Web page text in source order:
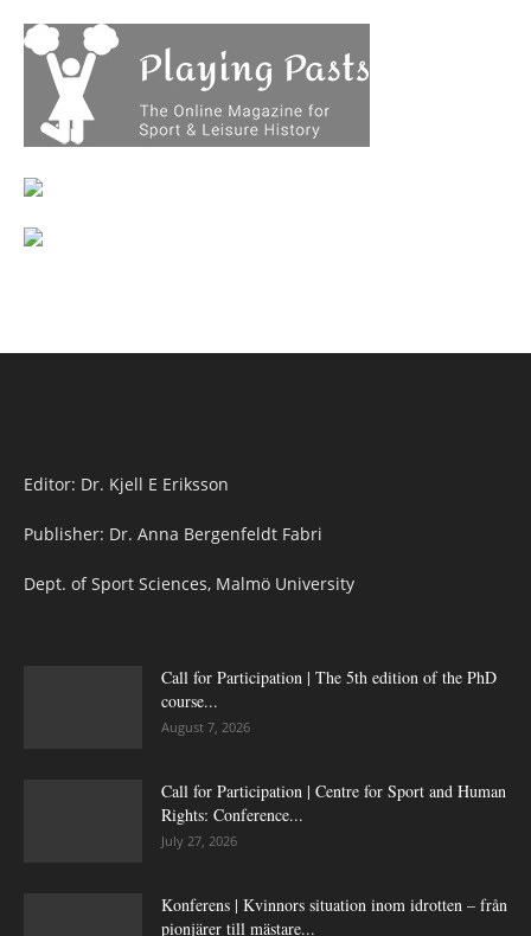
Editor: Dr. Kjell E Eriksson
Publisher: Dr. Anna Bergenfeldt Fabri
Dept. of Sport Sciences, Malmö University
Call for Participation | The 5th edition of the PhD
course...
August 7, 2026
Call for Participation | Centre for Sport and Human
Rights: Conference...
July 27, 2026
Konferens | Kvinnors situation inom idrotten – från
pionjärer till mästare...